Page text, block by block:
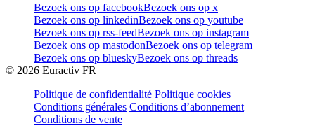
Bezoek ons op facebookBezoek ons op x
Bezoek ons op linkedinBezoek ons op youtube
Bezoek ons op rss-feedBezoek ons op instagram
Bezoek ons op mastodonBezoek ons op telegram
Bezoek ons op blueskyBezoek ons op threads
© 2026 Euractiv FR
Politique de confidentialité Politique cookies
Conditions générales Conditions d’abonnement
Conditions de vente